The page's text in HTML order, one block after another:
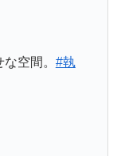
空間。 #執